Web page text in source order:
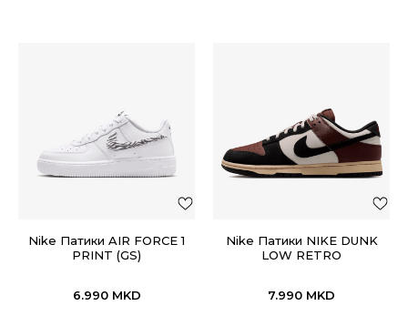
Nike Патики AIR FORCE 1
PRINT (GS)
6.990 MKD
Nike Патики NIKE DUNK
LOW RETRO
7.990 MKD